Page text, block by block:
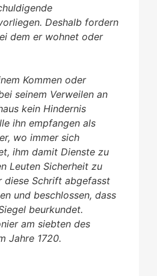
Deshalb fordern
dem er wohnet oder
Kommen oder
seinem Verweilen an
kein Hindernis
ihn empfangen als
wo immer sich
ihm damit Dienste zu
Leuten Sicherheit zu
diese Schrift abgefasst
und beschlossen, dass
beurkundet.
am siebten des
Jahre 1720.